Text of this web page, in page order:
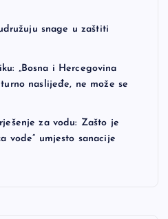
snage u zaštiti
„Bosna i Hercegovina
naslijeđe, ne može se
za vodu: Zašto je
vode” umjesto sanacije